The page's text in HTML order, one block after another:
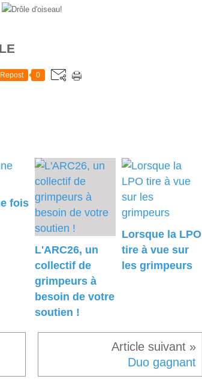
Drôle d'oiseau!
Repost 0
fois
L'ARC26, un
collectif de
grimpeurs à
besoin de votre
soutien !
Lorsque la LPO
tire à vue sur
les grimpeurs
Duo gagnant